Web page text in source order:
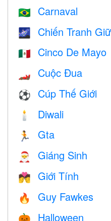
🇧🇷 Carnaval
🌌 Chiến Tranh
🇲🇽 Cinco De Mayo
🏎 Cuộc Đua
⚽ Cúp Thế Giới
🕯 Diwali
🏃 Gta
🎅 Giáng Sinh
💏 Giới Tính
🔥 Guy Fawkes
Halloween